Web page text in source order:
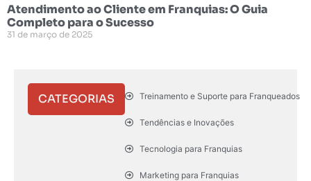
Atendimento ao Cliente em Franquias: O Guia
Completo para o Sucesso
31 de março de 2025
CATEGORIAS Treinamento e Suporte para Franqueados
Tendências e Inovações
Tecnologia para Franquias
Marketing para Franquias